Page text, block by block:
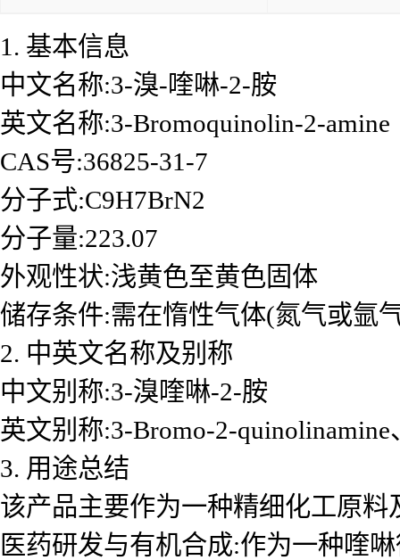
1. 基本信息
中文名称:3-溴-喹啉-2-胺
英文名称:3-Bromoquinolin-2-amine
CAS号:36825-31-7
分子式:C9H7BrN2
分子量:223.07
外观性状:浅黄色至黄色固体
储存条件:需在惰性气体(氮气或氩
2. 中英文名称及别称
中文别称:3-溴喹啉-2-胺
英文别称:3-Bromo-2-
3. 用途总结
该产品主要作为一种精细化工原
医药研发与有机合成:作为一种喹